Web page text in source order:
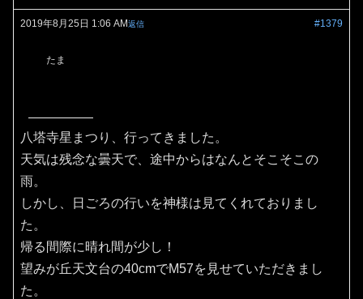
2019年8月25日 1:06 AM #1379
返信
たま
八塔寺星まつり、行ってきました。
天気は残念な曇天で、途中からはなんとそこそこの
雨。
しかし、日ごろの行いを神様は見てくれておりまし
た。
帰る間際に晴れ間が少し！
望みが丘天文台の40cmでM57を見せていただきまし
た。